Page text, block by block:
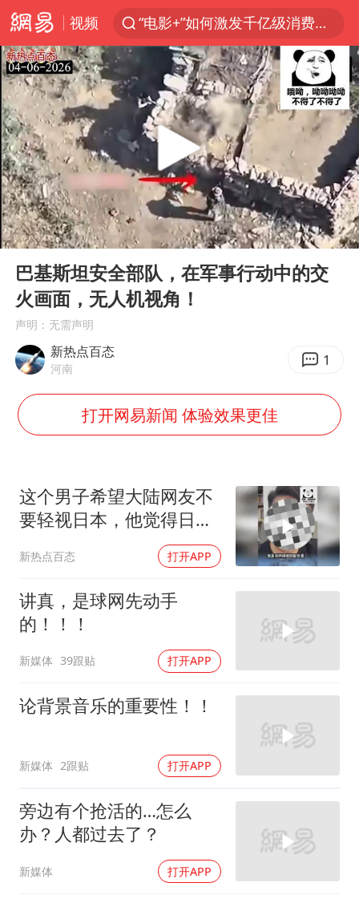
视频
“电影+”如何激发千亿级消费新活力？
秘鲁和墨西哥宣布恢复外交关系
沙特土耳其巴基斯坦签署共同防务协议
中医教你一招提升气血
全球首个长时储能一体化产业园量产
胜宏科技：股票交易异常波动
U17国足点球大战淘汰河床晋级决赛
百花奖开幕式
胡彦斌获《歌手2026》歌王
名创优品回应女子吐槽内裤质量差
秋天的第一杯奶茶到底有多火
国防部：中国军队坚决反制任何闹海挑衅图谋
我国外贸延续良好增长态势
夯实基础开新局
Play
00:00 00:27
巴基斯坦安全部队，在军事行动中的交
火画面，无人机视角！
声明：无需声明
新热点百态
河南 1
打开网易新闻 体验效果更佳
这个男子希望大陆网友不
要轻视日本，他觉得日本
的军事实力远超想象，战
力已经超过英国和法国
了！
新热点百态 打开APP
讲真，是球网先动手
的！！！
新媒体 39跟贴 打开APP
论背景音乐的重要性！！
新媒体 2跟贴 打开APP
旁边有个抢活的…怎么
办？人都过去了？
新媒体 打开APP